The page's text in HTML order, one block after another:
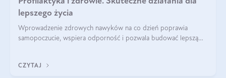
lepszego życia
Wprowadzenie zdrowych nawyków na co dzień poprawia
samopoczucie, wspiera odporność i pozwala budować lepszą
CZYTAJ